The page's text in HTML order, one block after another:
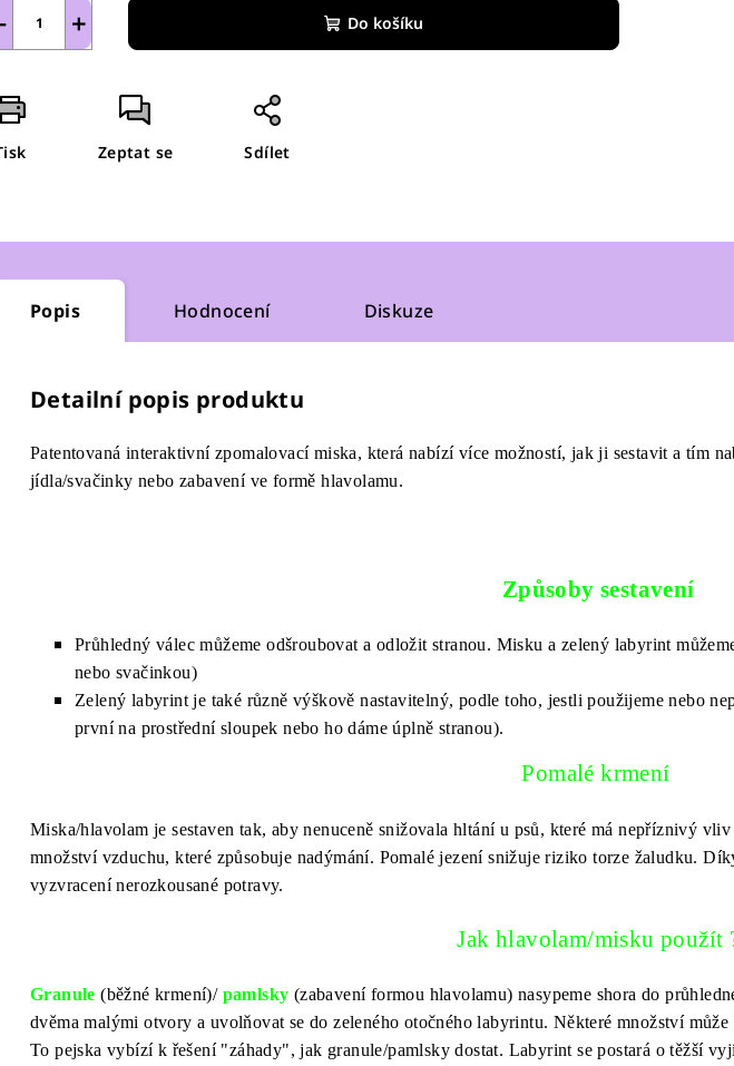
+ Do košíku
Zeptat se Sdílet
Popis Hodnocení Diskuze
Detailní popis produktu
Patentovaná interaktivní zpomalovací miska, která nabízí více možností, jak ji sestavit a tím
jídla/svačinky nebo zabavení ve formě hlavolamu.
Způsoby sestavení
Průhledný válec můžeme odšroubovat a odložit stranou. Misku a zelený labyrint
nebo svačinkou)
Zelený labyrint je také různě výškově nastavitelný, podle toho, jestli použijeme nebo
první na prostřední sloupek nebo ho dáme úplně stranou).
Pomalé krmení
Miska/hlavolam je sestaven tak, aby nenuceně snižovala hltání u psů, které má nepříznivý
množství vzduchu, které způsobuje nadýmání. Pomalé jezení snižuje riziko torze žaludku.
vyzvracení nerozkousané potravy.
Jak hlavolam/misku použít
Granule (běžné krmení)/ pamlsky (zabavení formou hlavolamu) nasypeme shora do
dvěma malými otvory a uvolňovat se do zeleného otočného labyrintu. Některé množství
To pejska vybízí k řešení "záhady", jak granule/pamlsky dostat. Labyrint se postará o těžší